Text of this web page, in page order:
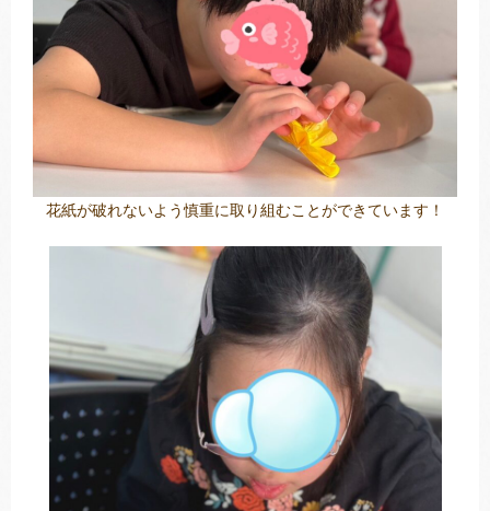
花紙が破れないよう慎重に取り組むことができています！